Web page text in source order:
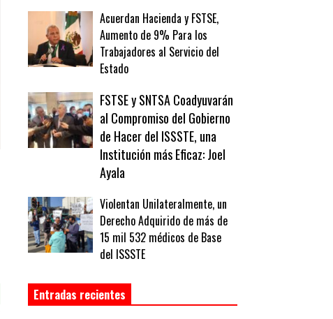
Acuerdan Hacienda y FSTSE,
Aumento de 9% Para los
Trabajadores al Servicio del
Estado
FSTSE y SNTSA Coadyuvarán
al Compromiso del Gobierno
de Hacer del ISSSTE, una
Institución más Eficaz: Joel
Ayala
Violentan Unilateralmente, un
Derecho Adquirido de más de
15 mil 532 médicos de Base
del ISSSTE
Entradas recientes